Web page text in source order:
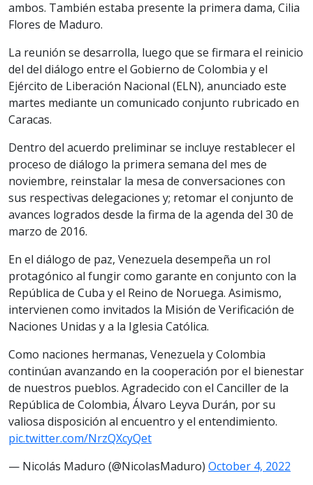
ambos. También estaba presente la primera dama, Cilia
Flores de Maduro.
La reunión se desarrolla, luego que se firmara el reinicio
del del diálogo entre el Gobierno de Colombia y el
Ejército de Liberación Nacional (ELN), anunciado este
martes mediante un comunicado conjunto rubricado en
Caracas.
Dentro del acuerdo preliminar se incluye restablecer el
proceso de diálogo la primera semana del mes de
noviembre, reinstalar la mesa de conversaciones con
sus respectivas delegaciones y; retomar el conjunto de
avances logrados desde la firma de la agenda del 30 de
marzo de 2016.
En el diálogo de paz, Venezuela desempeña un rol
protagónico al fungir como garante en conjunto con la
República de Cuba y el Reino de Noruega. Asimismo,
intervienen como invitados la Misión de Verificación de
Naciones Unidas y a la Iglesia Católica.
Como naciones hermanas, Venezuela y Colombia
continúan avanzando en la cooperación por el bienestar
de nuestros pueblos. Agradecido con el Canciller de la
República de Colombia, Álvaro Leyva Durán, por su
valiosa disposición al encuentro y el entendimiento.
pic.twitter.com/NrzQXcyQet
— Nicolás Maduro (@NicolasMaduro) October 4, 2022